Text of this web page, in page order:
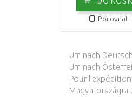
Porovnat
Um nach
Um nach
Pour
Magyarországra